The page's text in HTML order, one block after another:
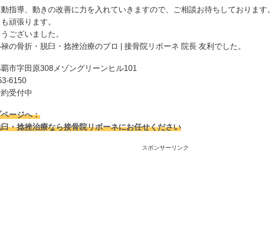
指導、動きの改善に力を入れていきますので、ご相談お待ちしております。
頑張ります。
ございました。
の骨折・脱臼・捻挫治療のプロ | 接骨院リボーネ 院長 友利でした。
市字田原308メゾングリーンヒル101
6150
受付中
ージへ：
・捻挫治療なら接骨院リボーネにお任せください
スポンサーリンク